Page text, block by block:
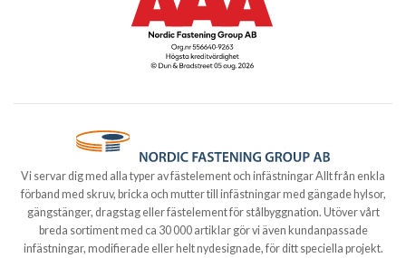
Vi servar dig med alla typer av fästelement och infästningar Allt från enkla
förband med skruv, bricka och mutter till infästningar med gängade hylsor,
gängstänger, dragstag eller fästelement för stålbyggnation. Utöver vårt
breda sortiment med ca 30 000 artiklar gör vi även kundanpassade
infästningar, modifierade eller helt nydesignade, för ditt speciella projekt.